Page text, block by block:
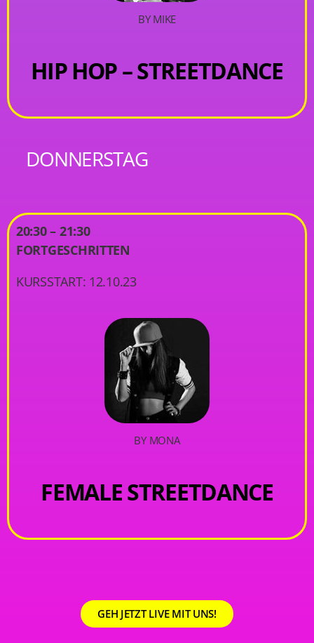
BY MIKE
HIP HOP – STREETDANCE
DONNERSTAG
20:30 – 21:30
FORTGESCHRITTEN
KURSSTART: 12.10.23
BY MONA
FEMALE STREETDANCE
GEH JETZT LIVE MIT UNS!